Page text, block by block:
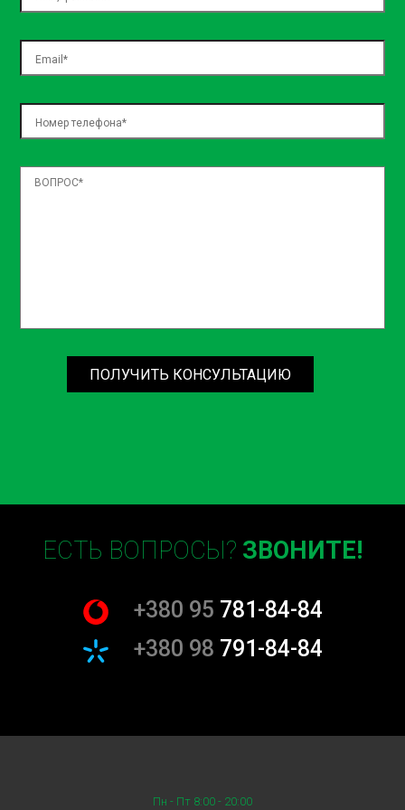
exercitationem blanditiis, voluptatum voluptas expedita
aspernatur, nemo in incidunt? Iste placeat quos repellat?
ПОЛУЧИТЬ КОНСУЛЬТАЦИЮ
ЕСТЬ ВОПРОСЫ? ЗВОНИТЕ!
+380 95 781-84-84
+380 98 791-84-84
Пн - Пт 8:00 - 20:00